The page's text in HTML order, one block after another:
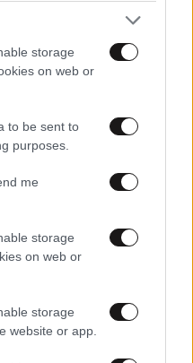
storage
on web or
to be sent to
purposes.
me
storage
on web or
storage
website or app.
τις ειδήσεις